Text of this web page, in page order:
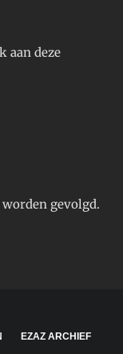
aan deze
gevolgd.
EZAZ ARCHIEF